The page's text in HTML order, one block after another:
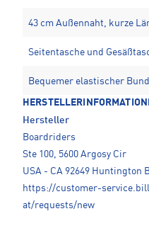
43 cm Außennaht, kurze
Seitentasche und
Bequemer elastischer Bund
Hersteller
Boardriders
Ste 100, 5600 Argosy Cir
USA - CA 92649 Huntington
https://customer-
at/requests/new